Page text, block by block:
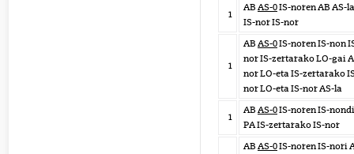
1
AB AS-0IS-noren AB AS-la
IS-nor IS-nor
1
AB AS-0IS-noren IS-non
nor IS-zertarako LO-gai
nor LO-eta IS-zertarako
nor LO-eta IS-nor AS-la
1
AB AS-0IS-noren IS-
PA IS-zertarako IS-nor
AB AS-0IS-noren IS-nori